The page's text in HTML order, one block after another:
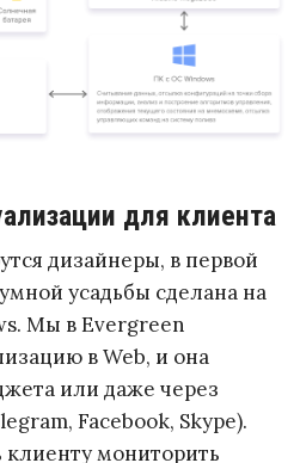
для клиента
дизайнеры, в первой
усадьбы сделана на
Мы в Evergreen
в Web, и она
или даже через
Facebook, Skype).
клиенту мониторить